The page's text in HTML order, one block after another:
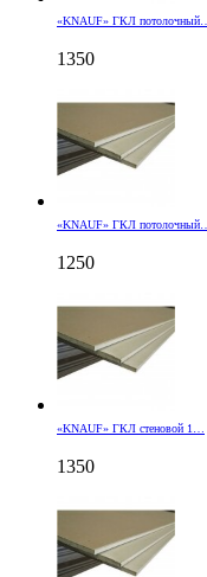
«KNAUF» ГКЛ потолочный…
1350
«KNAUF» ГКЛ потолочный…
1250
«KNAUF» ГКЛ стеновой 1…
1350